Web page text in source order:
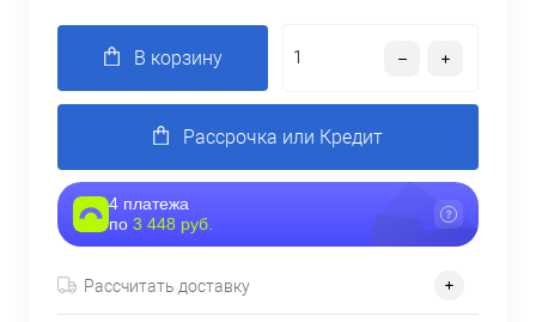
В корзину
Рассрочка или Кредит
4 платежа
по 3 448 руб.
Рассчитать доставку